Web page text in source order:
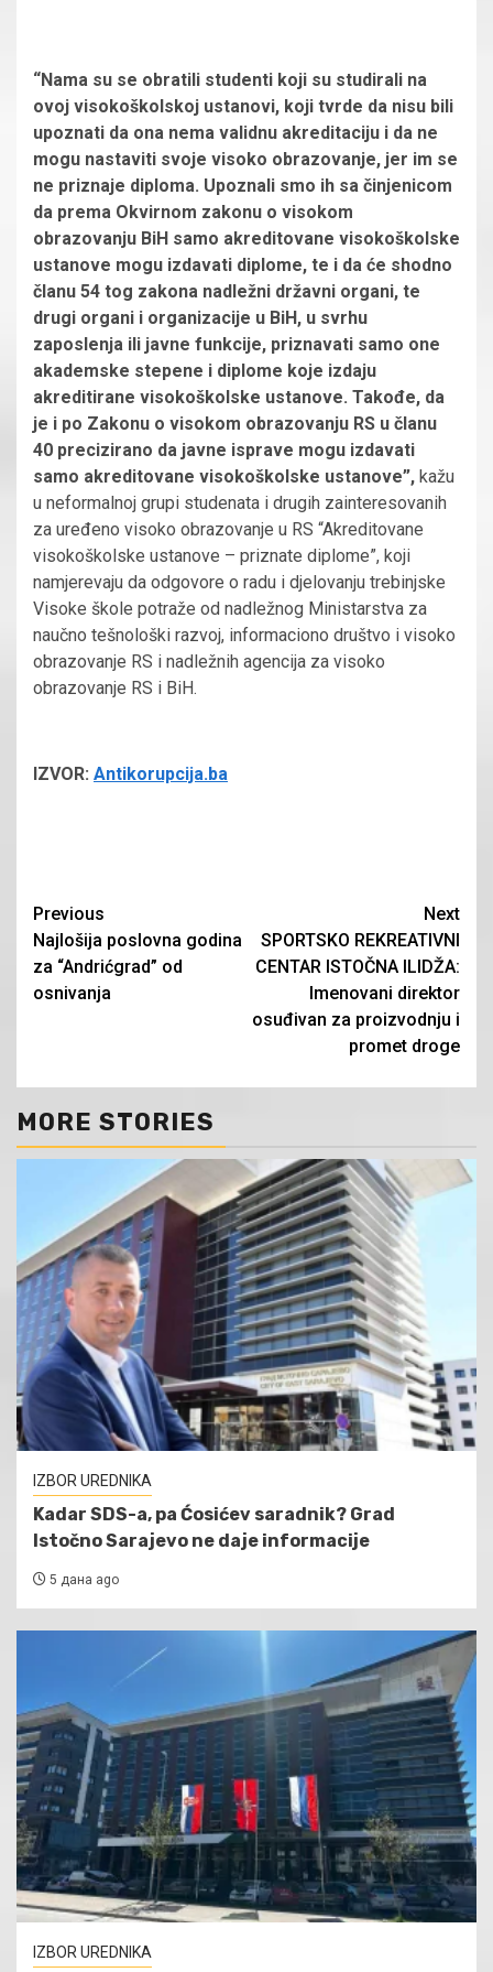
“Nama su se obratili studenti koji su studirali na
ovoj visokoškolskoj ustanovi, koji tvrde da nisu bili
upoznati da ona nema validnu akreditaciju i da ne
mogu nastaviti svoje visoko obrazovanje, jer im se
ne priznaje diploma. Upoznali smo ih sa činjenicom
da prema Okvirnom zakonu o visokom
obrazovanju BiH samo akreditovane visokoškolske
ustanove mogu izdavati diplome, te i da će shodno
članu 54 tog zakona nadležni državni organi, te
drugi organi i organizacije u BiH, u svrhu
zaposlenja ili javne funkcije, priznavati samo one
akademske stepene i diplome koje izdaju
akreditirane visokoškolske ustanove. Takođe, da
je i po Zakonu o visokom obrazovanju RS u članu
40 precizirano da javne isprave mogu izdavati
samo akreditovane visokoškolske ustanove”, kažu
u neformalnoj grupi studenata i drugih zainteresovanih
za uređeno visoko obrazovanje u RS “Akreditovane
visokoškolske ustanove – priznate diplome”, koji
namjerevaju da odgovore o radu i djelovanju trebinjske
Visoke škole potraže od nadležnog Ministarstva za
naučno tešnološki razvoj, informaciono društvo i visoko
obrazovanje RS i nadležnih agencija za visoko
obrazovanje RS i BiH.
IZVOR: Antikorupcija.ba
Continue
Reading
Previous
Najlošija poslovna godina
za “Andrićgrad” od
osnivanja
Next
SPORTSKO REKREATIVNI
CENTAR ISTOČNA ILIDŽA:
Imenovani direktor
osuđivan za proizvodnju i
promet droge
MORE STORIES
IZBOR UREDNIKA
Kadar SDS-a, pa Ćosićev saradnik? Grad
Istočno Sarajevo ne daje informacije
5 дана ago
IZBOR UREDNIKA